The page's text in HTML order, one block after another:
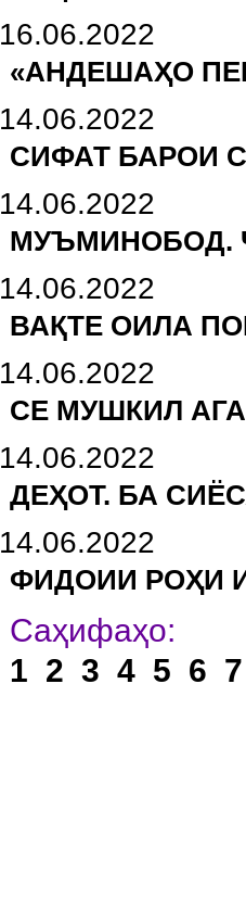
16.06.2022
«АНДЕШАҲО
14.06.2022
СИФАТ БАРОИ
14.06.2022
МУЪМИНОБОД.
14.06.2022
ВАҚТЕ ОИЛА
14.06.2022
СЕ МУШКИЛ
14.06.2022
ДЕҲОТ. БА
14.06.2022
ФИДОИИ РОҲИ
1 2 3 4 5 6 7